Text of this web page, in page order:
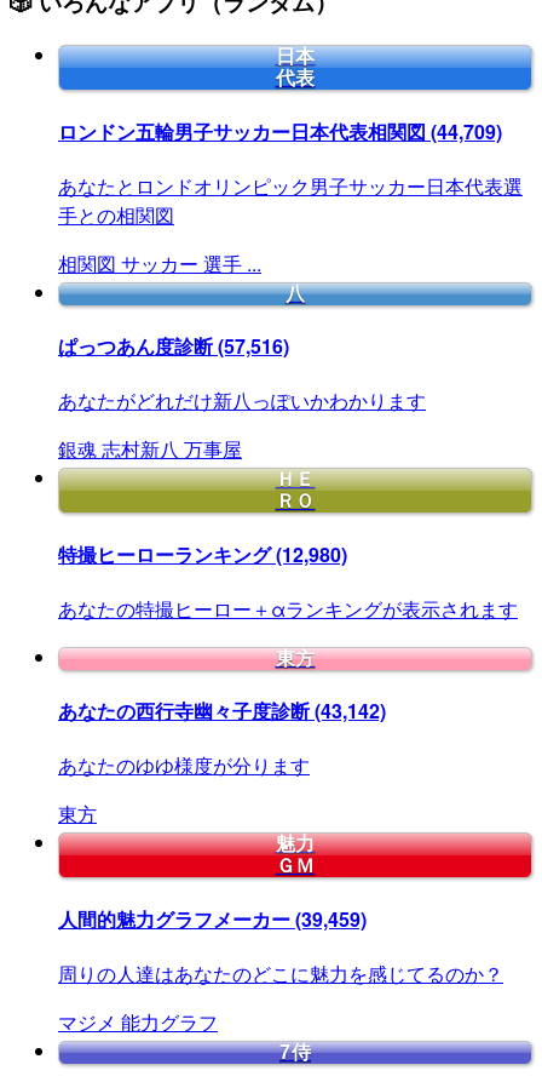
日本
代表
ロンドン五輪男子サッカー日本代表相関図 (44,709)
あなたとロンドオリンピック男子サッカー日本代表選
手との相関図
相関図 サッカー 選手 ...
八
ぱっつあん度診断(57,516)
あなたがどれだけ新八っぽいかわかります
銀魂志村新八 万事屋
ＨＥ
ＲＯ
特撮ヒーローランキング(12,980)
あなたの特撮ヒーロー＋αランキングが表示されます
東方
あなたの西行寺幽々子度診断(43,142)
あなたのゆゆ様度が分ります
東方
魅力
ＧＭ
人間的魅力グラフメーカー(39,459)
周りの人達はあなたのどこに魅力を感じてるのか？
マジメ 能力グラフ
7侍